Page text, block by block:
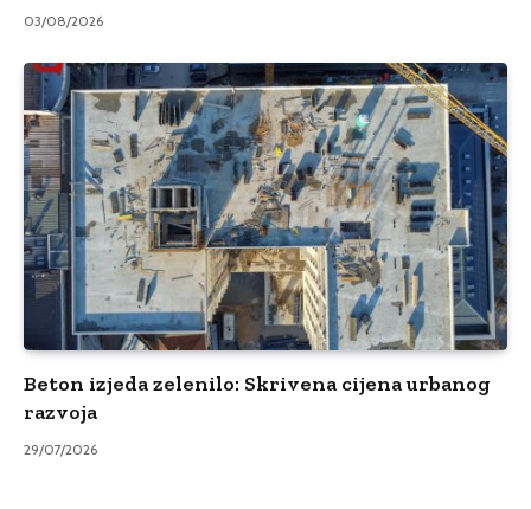
03/08/2026
Beton izjeda zelenilo: Skrivena cijena urbanog
razvoja
29/07/2026